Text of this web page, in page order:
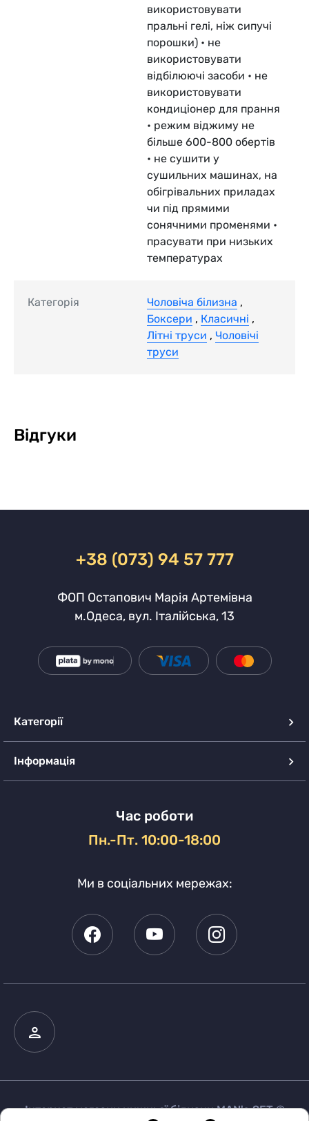
використовувати
пральні гелі, ніж сипучі
порошки) • не
використовувати
відбілюючі засоби • не
використовувати
кондиціонер для прання
• режим віджиму не
більше 600-800 обертів
• не сушити у
сушильних машинах, на
обігрівальних приладах
чи під прямими
сонячними променями •
прасувати при низьких
температурах
Категорія Чоловіча білизна ,
Боксери , Класичні ,
Літні труси , Чоловічі
труси
Відгуки
+38 (073) 94 57 777
ФОП Остапович Марія Артемівна
м.Одеса, вул. Італійська, 13
Категорії
Інформація
Час роботи
Пн.-Пт. 10:00-18:00
Ми в соціальних мережах:
Інтернет магазин нижньої білизни MAN's SET ©